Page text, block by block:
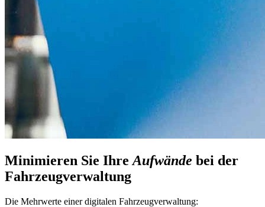
Minimieren Sie Ihre Aufwände bei der
Fahrzeugverwaltung
Die Mehrwerte einer digitalen Fahrzeugverwaltung: